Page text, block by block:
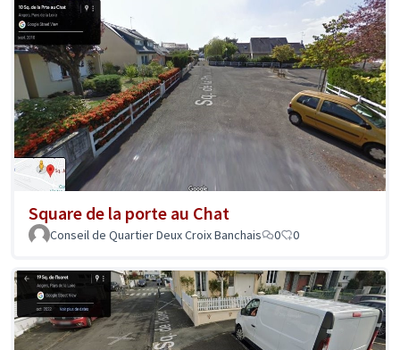
Square de la porte au Chat
Conseil de Quartier Deux Croix Banchais 0 0